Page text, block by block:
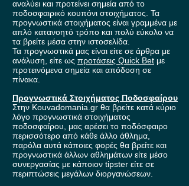
αναλύει και προτείνει σημεία από το
ποδοσφαιρικό κουπόνι στοιχήματος. Τα
προγνωστικά στοιχήματος είναι γραμμένα με
απλό κατανοητό τρόπο και πολύ εύκολο να
τα βρείτε μέσα στην ιστοσελίδα.
Τα προγνωστικά μας είναι είτε σε άρθρα με
ανάλυση, είτε ως προτάσεις Quick Bet με
προτεινόμενα σημεία και απόδοση σε
πίνακα.
Προγνωστικά Στοιχήματος Ποδοσφαίρου
Στην Kouvadomania.gr θα βρείτε κατά κύριο
λόγο προγνωστικά στοιχήματος
ποδοσφαίρου, μας αρέσει το ποδόσφαιρο
περισσότερο από κάθε άλλο άθλημα,
παρόλα αυτά κάποιες φορές θα βρείτε και
προγνωστικά άλλων αθλημάτων είτε μέσο
συνεργασίας με κάποιον tipster είτε σε
περιπτώσεις μεγάλων διοργανώσεων.